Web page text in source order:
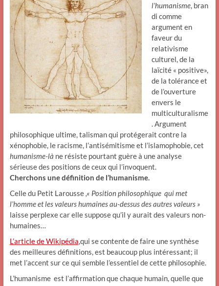
l’humanisme, bran
di comme
argument en
faveur du
relativisme
culturel, de la
laïcité « positive»,
de la tolérance et
de l’ouverture
envers le
multiculturalisme
. Argument
philosophique ultime, talisman qui protégerait contre la
xénophobie, le racisme, l’antisémitisme et l’islamophobie, cet
humanisme-là ne résiste pourtant guère à une analyse
sérieuse des positions de ceux qui l’invoquent.
Cherchons une définition de l’humanisme.
Celle du Petit Larousse,« Position philosophique qui met
l’homme et les valeurs humaines au-dessus des autres valeurs »
laisse perplexe car elle suppose qu’il y aurait des valeurs non-
humaines…
L’article de Wikipédia,qui se contente de faire une synthèse
des meilleures définitions, est beaucoup plus intéressant; il
met l’accent sur ce qui semble l’essentiel de cette philosophie.
L’humanisme est l’affirmation que chaque humain, quelle que